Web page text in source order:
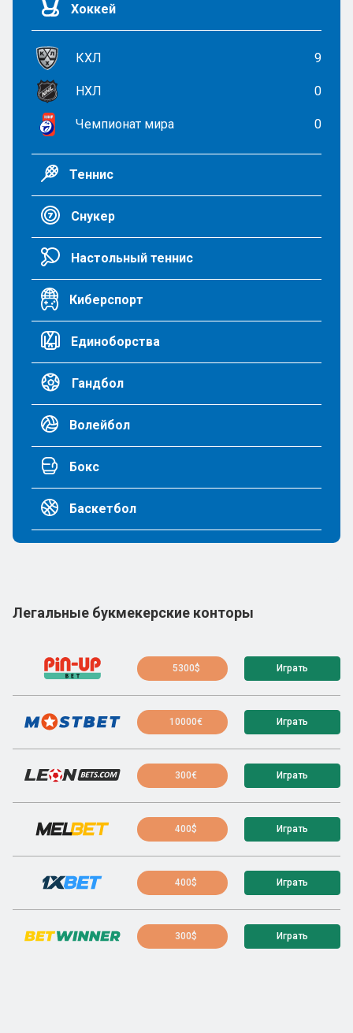
Хоккей
КХЛ 9
НХЛ 0
Чемпионат мира 0
Теннис
Снукер
Настольный теннис
Киберспорт
Единоборства
Гандбол
Волейбол
Бокс
Баскетбол
Легальные букмекерские конторы
5300$ Играть
10000€ Играть
300€ Играть
400$ Играть
400$ Играть
300$ Играть